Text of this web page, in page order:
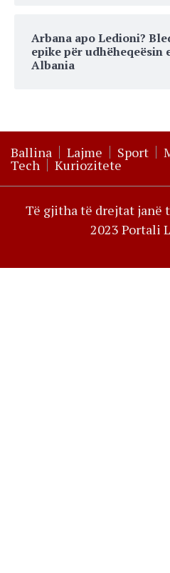
Arbana apo Ledioni?
epike për udhëheqeësin
Albania
Ballina Lajme Sport
Tech Kuriozitete
Të gjitha të drejtat janë
2023 Portali